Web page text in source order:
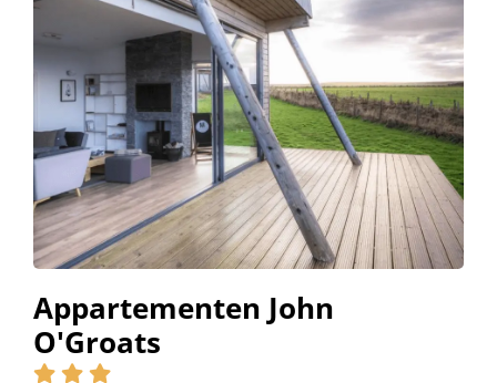
Appartementen John
O'Groats